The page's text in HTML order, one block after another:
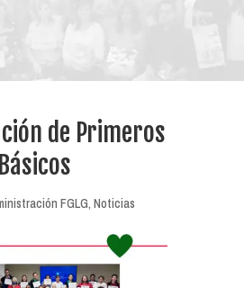
de Primeros
FGLG, Noticias